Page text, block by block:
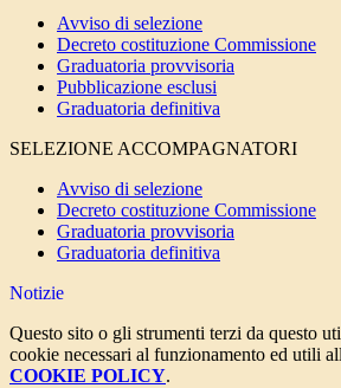
Avviso di selezione
Decreto costituzione Commissione
Graduatoria provvisoria
Pubblicazione esclusi
Graduatoria definitiva
SELEZIONE ACCOMPAGNATORI
Avviso di selezione
Decreto costituzione Commissione
Graduatoria provvisoria
Graduatoria definitiva
Notizie
Questo sito o gli strumenti terzi da questo
cookie necessari al funzionamento ed utili
COOKIE POLICY.